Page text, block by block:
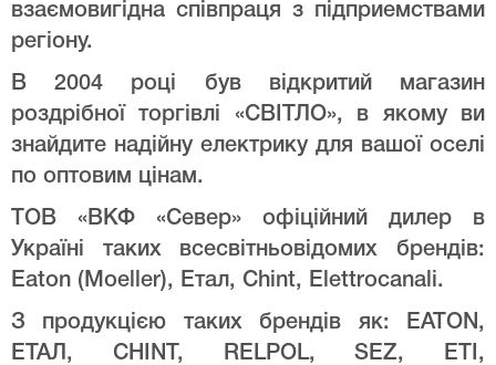
взаємовигідна співпраця з підприемствами
регіону.
В 2004 році був відкритий магазин
роздрібної торгівлі «СВІТЛО», в якому ви
знайдите надійну електрику для вашої оселі
по оптовим цінам.
ТОВ «ВКФ «Север» офіційний дилер в
Україні таких всесвітньовідомих брендів:
Eaton (Moeller), Етал, Chint, Elettrocanali.
З продукцією таких брендів як: EATON,
ЕТАЛ, CHINT, RELPOL, SEZ, ETI,